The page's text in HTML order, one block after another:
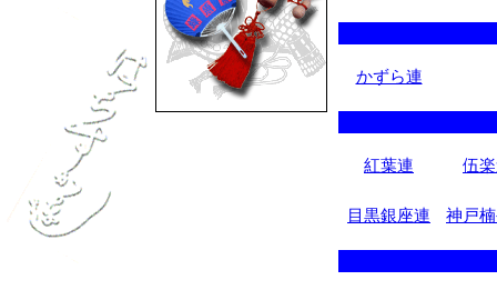
かずら連
紅葉連 伍
目黒銀座連 神戸